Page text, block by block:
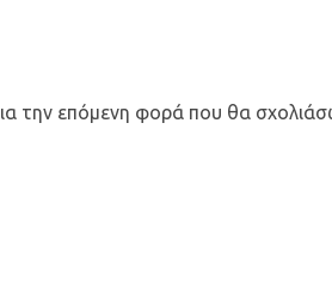
την επόμενη φορά που θα